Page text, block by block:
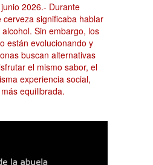
2026.- Durante
significaba hablar
Sin embargo, los
están evolucionando y
buscan alternativas
el mismo sabor, el
experiencia social,
equilibrada.